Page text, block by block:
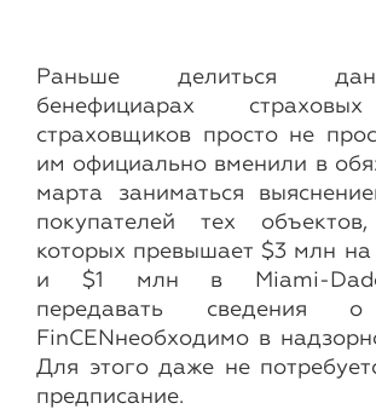
Раньше делиться
бенефициарах
страховщиков просто не
им официально вменили в
марта заниматься
покупателей тех
которых превышает $3 млн на
и $1 млн в Miami-
передавать
FinCENнеобходимо в
Для этого даже не
предписание.